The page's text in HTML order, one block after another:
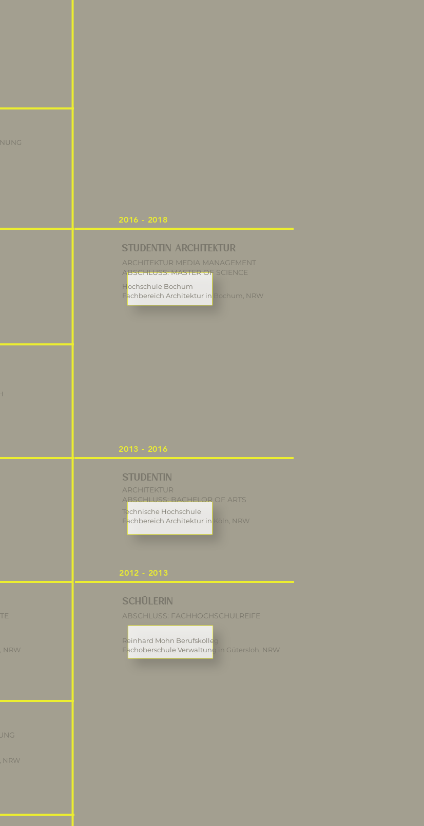
2016 - 2018
STUDENTIN ARCHITEKTUR
ARCHITEKTUR MEDIA MANAGEMENT
ABSCHLUSS: MASTER OF SCIENCE
Hochschule Bochum
Fachbereich Architektur in Bochum, NRW
2013 - 2016
STUDENTIN
ARCHITEKTUR
ABSCHLUSS: BACHELOR OF ARTS
Technische Hochschule
Fachbereich Architektur in Köln, NRW
2012 - 2013
NRW
SCHÜLERIN
ABSCHLUSS: FACHHOCHSCHULREIFE
Reinhard Mohn Berufskolleg
Fachoberschule Verwaltung in Gütersloh, NRW
, NRW